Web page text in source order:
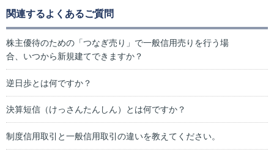
関連するよくあるご質問
株主優待のための「つなぎ売り」で一般信用売りを行う場
合、いつから新規建てできますか？
逆日歩とは何ですか？
決算短信（けっさんたんしん）とは何ですか？
制度信用取引と一般信用取引の違いを教えてください。